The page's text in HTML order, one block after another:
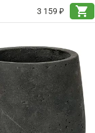
3 159 ₽
shopping_cart